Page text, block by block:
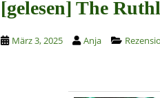
[gelesen] The
März 3, 2025 Anja